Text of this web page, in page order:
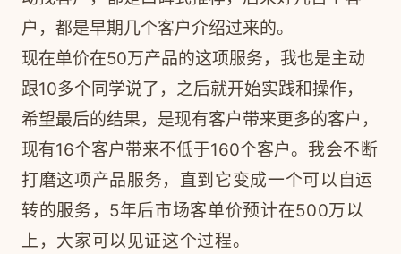
户，都是早期几个客户介绍过来的。
现在单价在50万产品的这项服务，我也是主动
跟10多个同学说了，之后就开始实践和操作，
希望最后的结果，是现有客户带来更多的客户，
现有16个客户带来不低于160个客户。 我会不断
打磨这项产品服务，直到它变成一个可以自运
转的服务，5年后市场客单价预计在500万以
上，大家可以见证这个过程。